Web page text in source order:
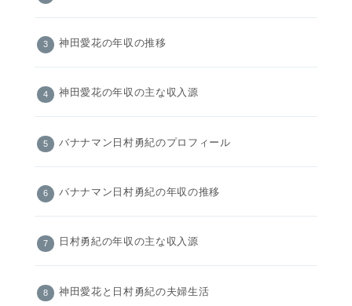
神田愛花の年収の推移
神田愛花の年収の主な収入源
バナナマン日村勇紀のプロフィール
バナナマン日村勇紀の年収の推移
日村勇紀の年収の主な収入源
神田愛花と日村勇紀の夫婦生活